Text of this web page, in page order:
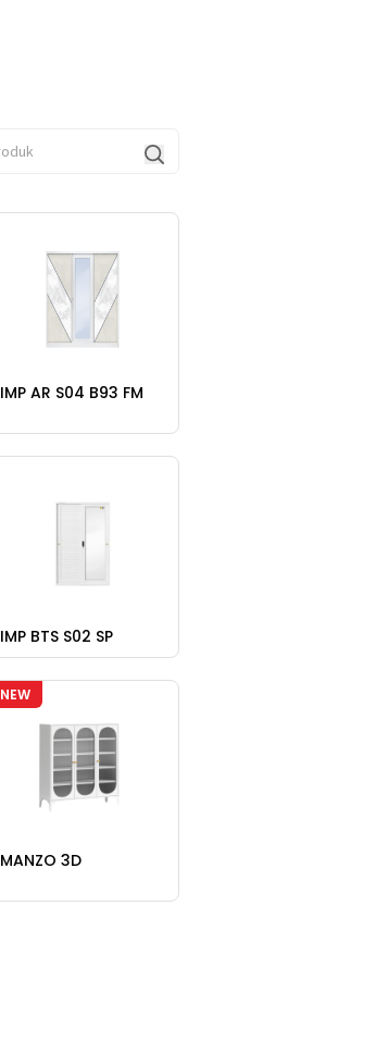
IMP AR S04 B93 FM
IMP BTS S02 SP
NEW
MANZO 3D